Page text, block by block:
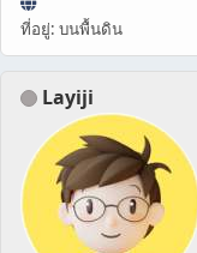
ที่อยู่: บนพื้นดิน
Layiji